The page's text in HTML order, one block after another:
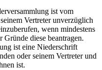
ist vom
Vertreter unverzüglich
wenn mindestens
diese beantragen.
ist eine Niederschrift
oder seinem Vertreter und
ist.